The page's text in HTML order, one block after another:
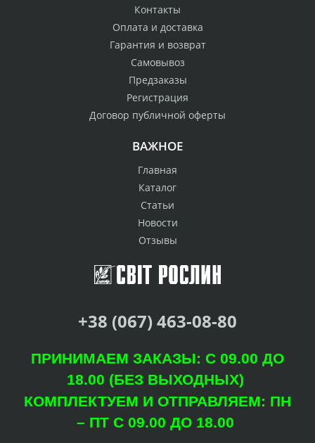
Контакты
Оплата и доставка
Гарантия и возврат
Самовывоз
Предзаказы
Регистрация
Договор публичной оферты
ВАЖНОЕ
Главная
Каталог
Статьи
Новости
Отзывы
+38 (067) 463-08-80
ПРИНИМАЕМ ЗАКАЗЫ: С 09.00 ДО
18.00 (БЕЗ ВЫХОДНЫХ)
КОМПЛЕКТУЕМ И ОТПРАВЛЯЕМ: ПН
– ПТ С 09.00 ДО 18.00